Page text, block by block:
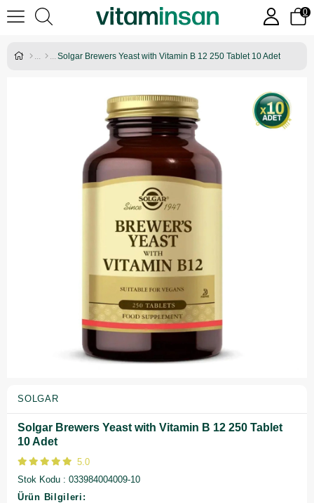
0
Solgar Brewers Yeast with Vitamin B 12 250 Tablet 10 Adet
SOLGAR
Solgar Brewers Yeast with Vitamin B 12 250 Tablet
10 Adet
5.0
Stok Kodu
033984004009-10
Ürün Bilgileri: